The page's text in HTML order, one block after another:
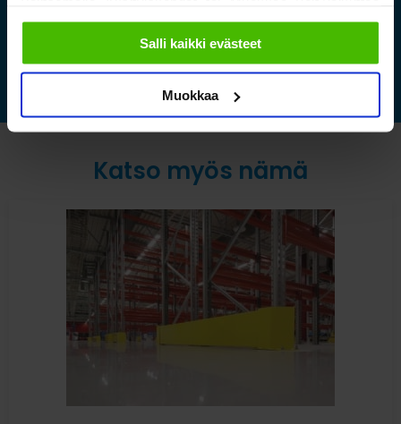
sallimiisi evästeisiin.
Salli kaikki evästeet
Muokkaa
Katso myös nämä